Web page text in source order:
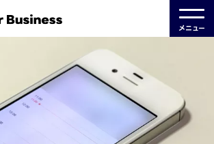
メニュー